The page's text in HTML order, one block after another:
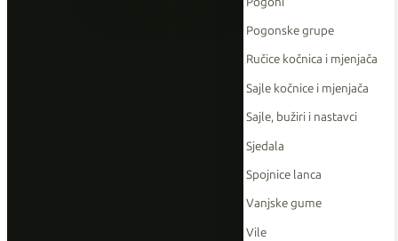
Pogonske grupe
Ručice kočnica i mjenjača
Sajle kočnice i mjenjača
Sajle, bužiri i nastavci
Sjedala
Spojnice lanca
Vanjske gume
Vile